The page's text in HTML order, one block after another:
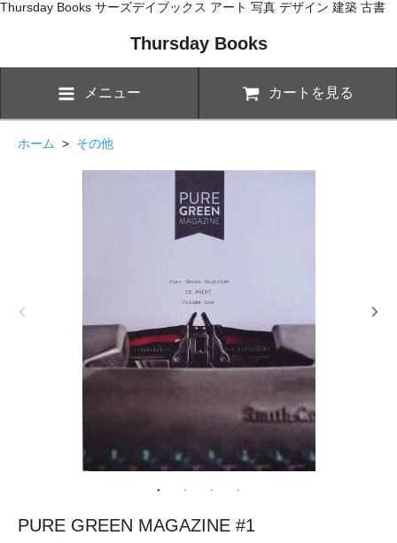
Thursday Books サーズデイブックス アート 写真 デザイン 建築 古書
Thursday Books
メニュー カートを見る
ホーム > その他
PURE GREEN MAGAZINE #1